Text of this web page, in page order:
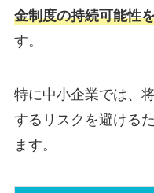
金制度の持続可能性
す。
特に中小企業では、
するリスクを避ける
ます。